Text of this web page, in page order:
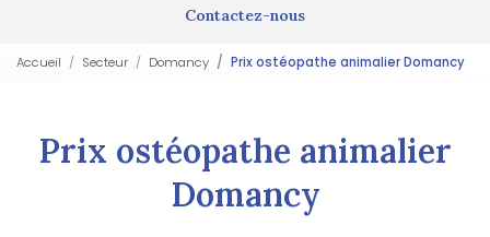
Contactez-nous
Accueil Secteur Domancy Prix ostéopathe animalier Domancy
Prix ostéopathe animalier
Domancy